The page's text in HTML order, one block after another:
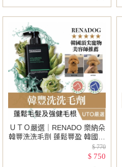
ＵＴＯ嚴選｜RENADO 樂納朵
韓豐洗洗毛劑 蓬鬆豐盈 韓國進
口 韓國頂尖寵物美容師首選 寵
$ 770
$ 750